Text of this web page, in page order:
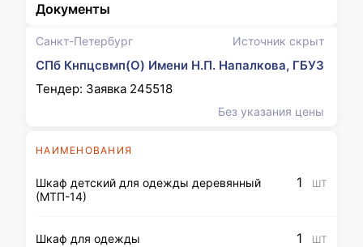
Санкт-Петербург Источник скрыт
СПб Кнпцсвмп(О) Имени Н.П. Напалкова, ГБУЗ
Тендер: Заявка 245518
Без указания цены
НАИМЕНОВАНИЯ
Шкаф детский для одежды деревянный
(МТП-14)
1 ШТ
Шкаф для одежды 1 ШТ
Документы